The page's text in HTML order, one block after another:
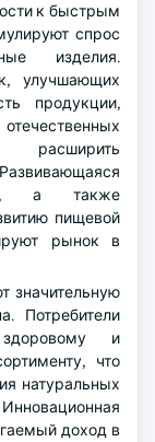
к быстрым
спрос
изделия.
улучшающих
продукции,
расширить
а также
пищевой
рынок в
значительную
Потребители
и
что
натуральных
доход в